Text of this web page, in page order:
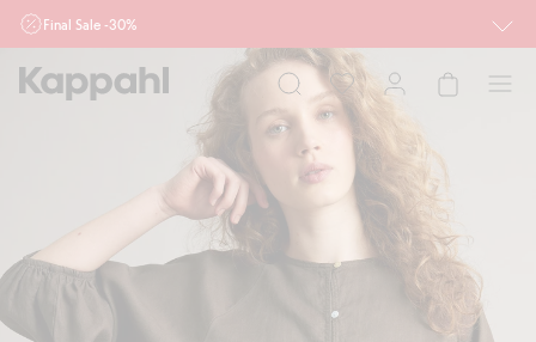
Final Sale -30%
Ważne przy zakupie min. 2 sztuk produktów włączonych w ofertę, również z
działu outlet do 10.8 w sklepach Kappahl i Newbie oraz na kappahl.com. Ofert
nie łączymy
Mężczyzna Dziecko
Niemowlę